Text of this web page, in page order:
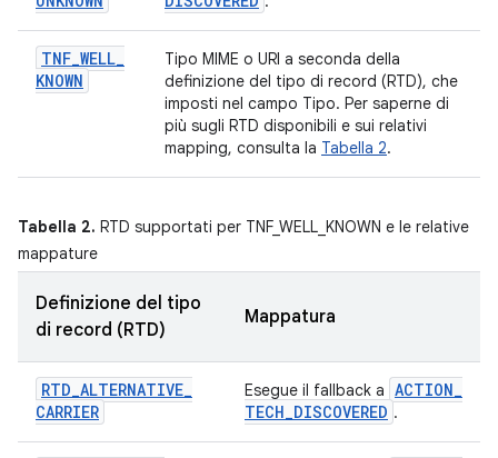
TNF_WELL_
KNOWN
Tipo MIME o URI a seconda della
definizione del tipo di record (RTD), che
imposti nel campo Tipo. Per saperne di
più sugli RTD disponibili e sui relativi
mapping, consulta la Tabella 2.
Tabella 2. RTD supportati per TNF_WELL_KNOWN e le relative
mappature
Definizione del tipo
di record (RTD)
Mappatura
RTD_ALTERNATIVE_
CARRIER
Esegue il fallback a ACTION_
TECH_DISCOVERED .